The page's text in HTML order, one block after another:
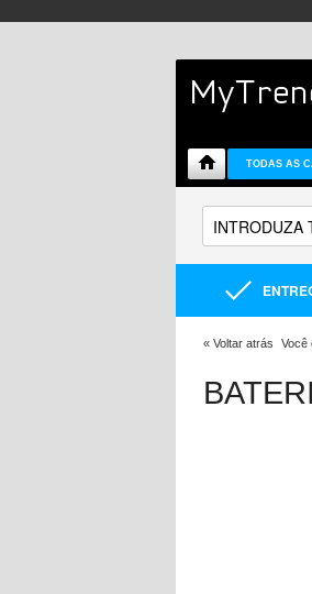
TODAS AS
« Voltar atrás Você